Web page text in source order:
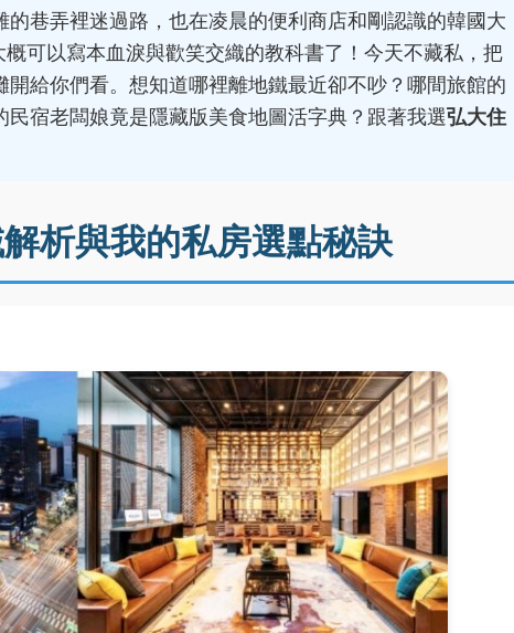
巷弄裡迷過路，也在凌晨的便利商店和剛認識的韓國大
概可以寫本血淚與歡笑交織的教科書了！今天不藏私，把
給你們看。想知道哪裡離地鐵最近卻不吵？哪間旅館的
宿老闆娘竟是隱藏版美食地圖活字典？跟著我選弘大住
析與我的私房選點秘訣